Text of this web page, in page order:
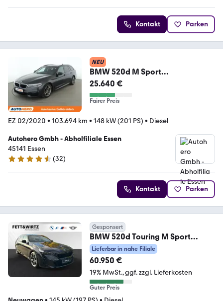
Kontakt Parken
NEU
BMW 520d M Sport
Aut.*360CAM*ACC*PANO*LED*N
AVI*SHZ*
25.640 €
Fairer Preis
EZ 02/2020 • 103.694 km • 148 kW (201 PS) • Diesel
Autohero Gmbh - Abholfiliale Essen
45141 Essen
4.7 Sterne
(32)
Kontakt Parken
Gesponsert
BMW 520d Touring M Sport
Pro|DA&PA-Prof.|HiFi
Lieferbar in nahe Filiale
60.950 €
19% MwSt. ggf. zzgl. Lieferkosten
Guter Preis